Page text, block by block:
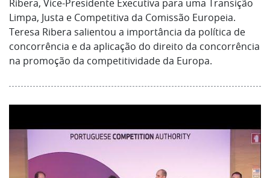
Ribera, Vice-Presidente Executiva para uma Transição
Limpa, Justa e Competitiva da Comissão Europeia.
Teresa Ribera salientou a importância da política de
concorrência e da aplicação do direito da concorrência
na promoção da competitividade da Europa.